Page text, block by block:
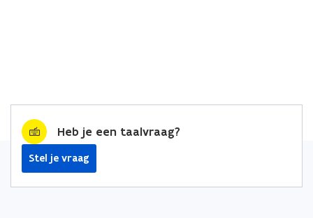
Heb je een taalvraag?
Stel je vraag